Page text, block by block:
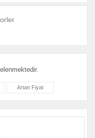
Artan Fiyat